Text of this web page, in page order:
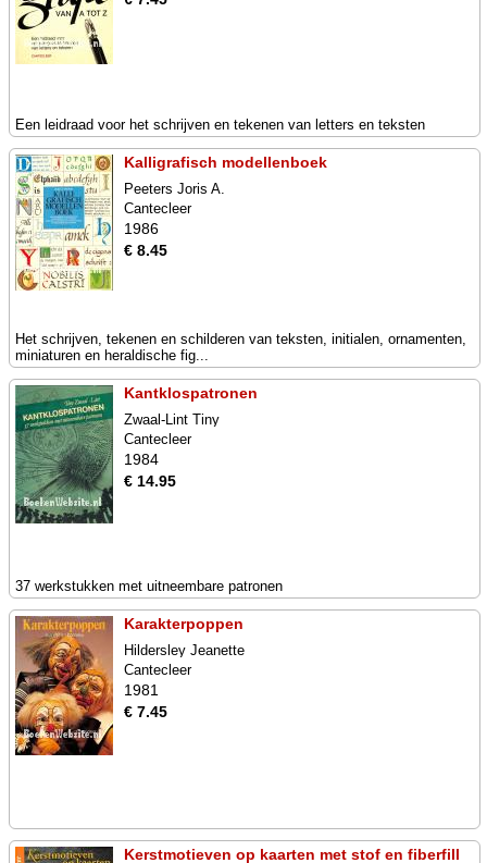
Een leidraad voor het schrijven en tekenen van letters en teksten
Kalligrafisch modellenboek
Peeters Joris A.
Cantecleer
1986
€ 8.45
Het schrijven, tekenen en schilderen van teksten, initialen, ornamenten,
miniaturen en heraldische fig...
Kantklospatronen
Zwaal-Lint Tiny
Cantecleer
1984
€ 14.95
37 werkstukken met uitneembare patronen
Karakterpoppen
Hildersley Jeanette
Cantecleer
1981
€ 7.45
Kerstmotieven op kaarten met stof en fiberfill